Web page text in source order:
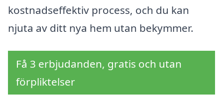
kostnadseffektiv process, och du kan
njuta av ditt nya hem utan bekymmer.
Få 3 erbjudanden, gratis och utan
förpliktelser